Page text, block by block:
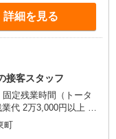
詳細を見る
接客スタッフ
定残業時間（トータ
代 2万3,000円以上 研
間3ヶ月) 研修中 固定
時間/月以上 研修中
町